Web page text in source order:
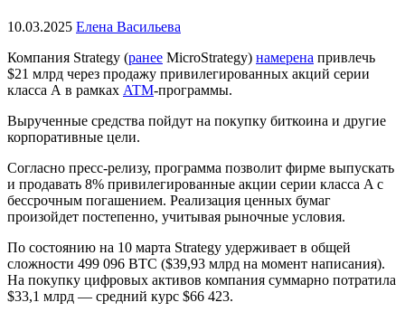
10.03.2025 Елена Васильева
Компания Strategy (ранее MicroStrategy) намерена привлечь
$21 млрд через продажу привилегированных акций серии
класса А в рамках ATM-программы.
Вырученные средства пойдут на покупку биткоина и другие
корпоративные цели.
Согласно пресс-релизу, программа позволит фирме выпускать
и продавать 8% привилегированные акции серии класса A с
бессрочным погашением. Реализация ценных бумаг
произойдет постепенно, учитывая рыночные условия.
По состоянию на 10 марта Strategy удерживает в общей
сложности 499 096 BTC ($39,93 млрд на момент написания).
На покупку цифровых активов компания суммарно потратила
$33,1 млрд — средний курс $66 423.